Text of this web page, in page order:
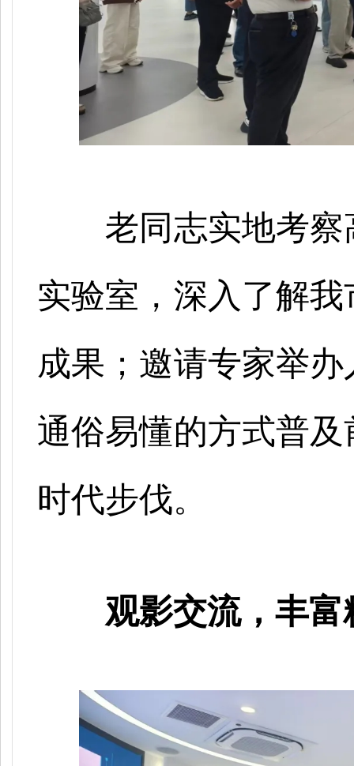
老同志实地考
实验室，深入了解
成果；邀请专家举
通俗易懂的方式普
时代步伐。
观影交流，丰富